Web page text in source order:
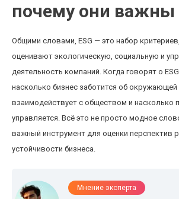
почему они важны
Общими словами, ESG — это набор
оценивают экологическую, социальную и
деятельность компаний. Когда говорят о
насколько бизнес заботится об окружающей
взаимодействует с обществом и насколько
управляется. Всё это не просто модное
важный инструмент для оценки перспектив
устойчивости бизнеса.
Мнение эксперта